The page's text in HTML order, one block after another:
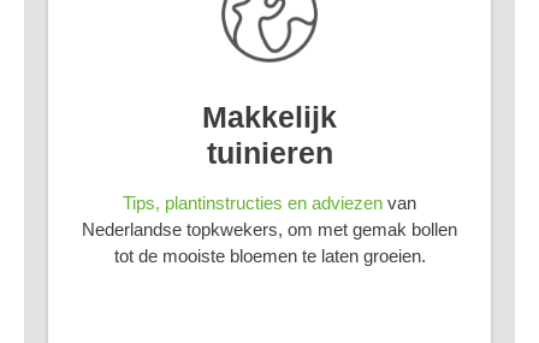
Makkelijk
tuinieren
Tips, plantinstructies en adviezen van
Nederlandse topkwekers, om met gemak bollen
tot de mooiste bloemen te laten groeien.